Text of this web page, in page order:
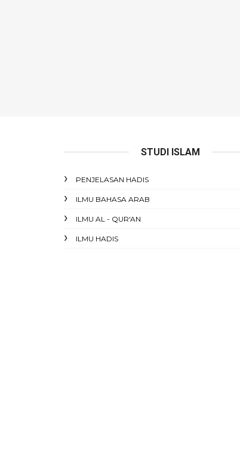
STUDI ISLAM
PENJELASAN HADIS
ILMU BAHASA ARAB
ILMU AL - QUR'AN
ILMU HADIS